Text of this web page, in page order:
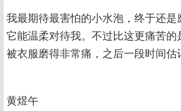
我最期待最害怕的小水泡，终于还是
它能温柔对待我。不过比这更痛苦的
被衣服磨得非常痛，之后一段时间估
黄煜午